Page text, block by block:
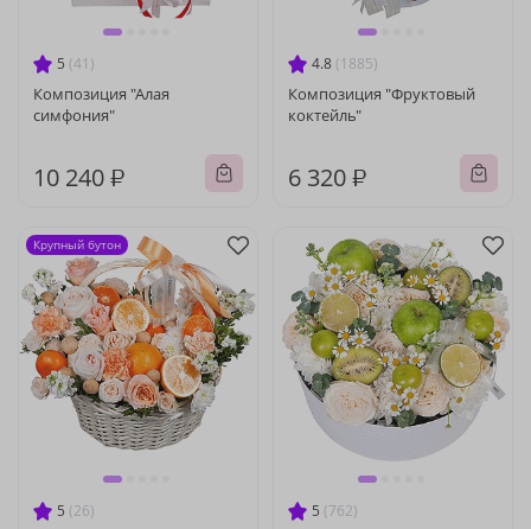
5 (41)
Композиция "Алая
симфония"
10 240 ₽
4.8 (1885)
Композиция "Фруктовый
коктейль"
6 320 ₽
5 (26)
Крупный бутон
5 (762)